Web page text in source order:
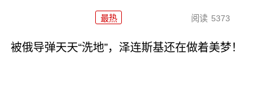
最热 阅读 5373
被俄导弹天天“洗地”，泽连斯基还在做着美梦！